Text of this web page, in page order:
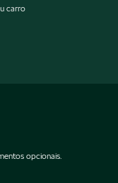
carro
opcionais.